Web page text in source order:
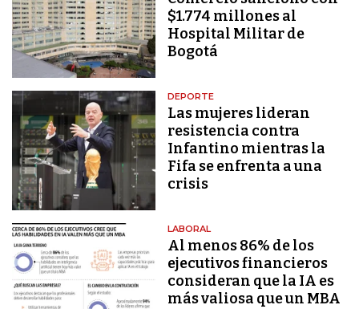
$1.774 millones al
Hospital Militar de
Bogotá
DEPORTE
Las mujeres lideran
resistencia contra
Infantino mientras la
Fifa se enfrenta a una
crisis
LABORAL
Al menos 86% de los
ejecutivos financieros
consideran que la IA es
más valiosa que un MBA